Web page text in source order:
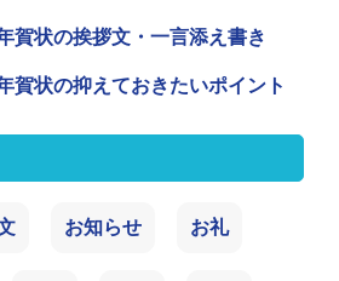
賀状の挨拶文・一言添え書き
賀状の抑えておきたいポイント
お知らせ お礼